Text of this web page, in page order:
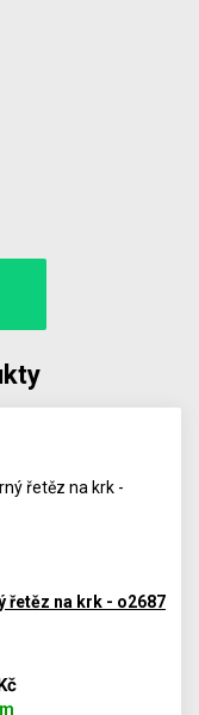
řetěz na krk - o2687